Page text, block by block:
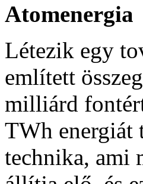
Atomenergia
Létezik egy
említett
milliárd
TWh energiát
technika, ami